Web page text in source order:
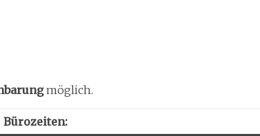
möglich.
Bürozeiten: